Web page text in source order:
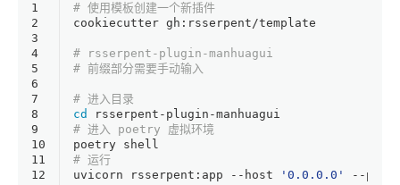
1
2
3
4
5
6
7
8
9
10
11
12
# 使用模板创建一个新插件
cookiecutter gh:rsserpent/template
# rsserpent-plugin-manhuagui
# 前缀部分需要手动输入
# 进入目录
cd
rsserpent-plugin-manhuagui
# 进入 poetry 虚拟环境
poetry shell
# 运行
uvicorn rsserpent:app --host
'0.0.0.0' --port